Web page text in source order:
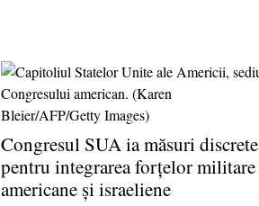
Congresul SUA ia măsuri discrete
pentru integrarea forţelor militare
americane şi israeliene